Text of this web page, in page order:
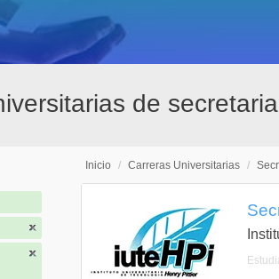
de
Inicio / Carreras Universitarias /